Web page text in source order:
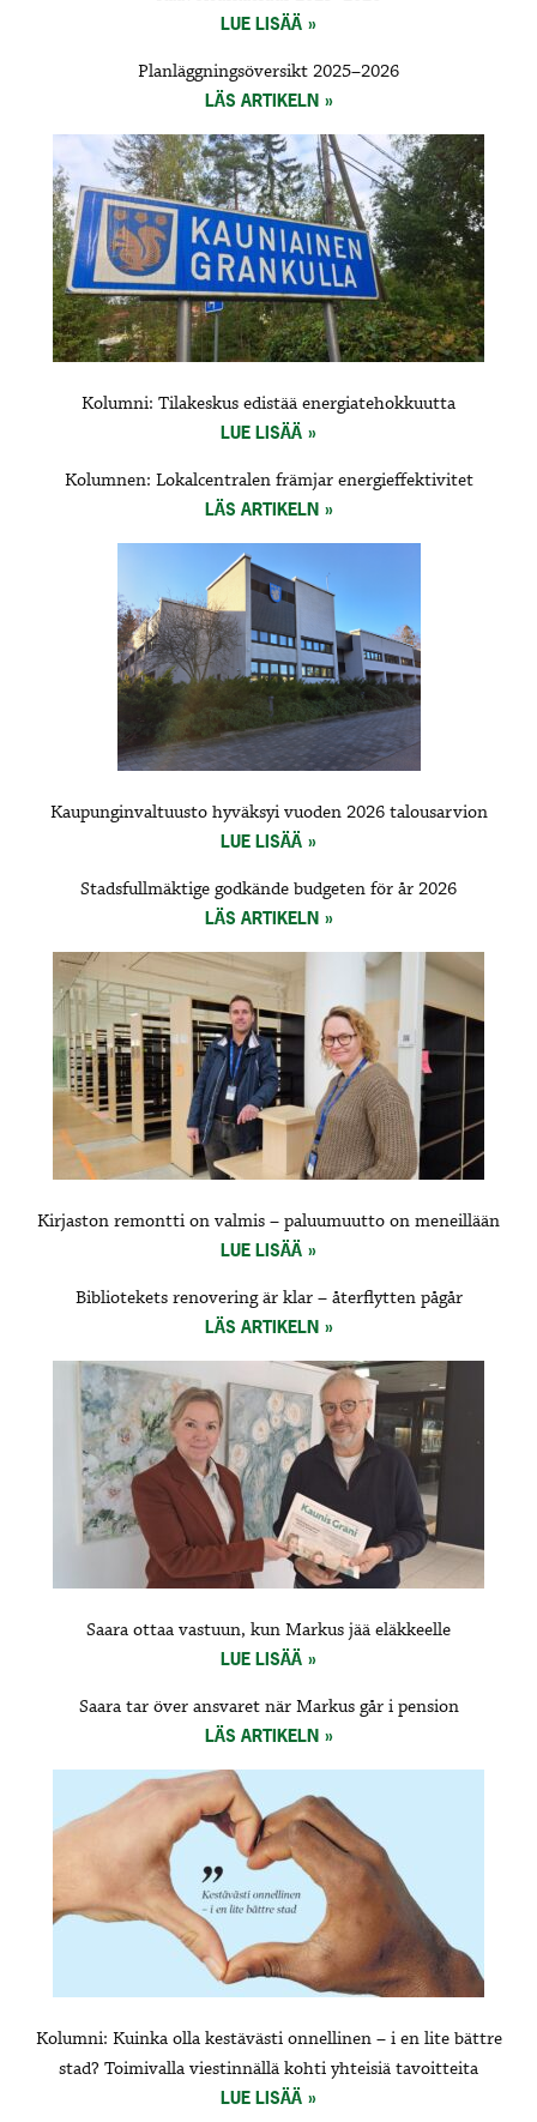
LUE LISÄÄ
Planläggningsöversikt 2025–2026
LÄS ARTIKELN
Kolumni: Tilakeskus edistää energiatehokkuutta
LUE LISÄÄ
Kolumnen: Lokalcentralen främjar energieffektivitet
LÄS ARTIKELN
Kaupunginvaltuusto hyväksyi vuoden 2026 talousarvion
LUE LISÄÄ
Stadsfullmäktige godkände budgeten för år 2026
LÄS ARTIKELN
Kirjaston remontti on valmis – paluumuutto on meneillään
LUE LISÄÄ
Bibliotekets renovering är klar – återflytten pågår
LÄS ARTIKELN
Saara ottaa vastuun, kun Markus jää eläkkeelle
LUE LISÄÄ
Saara tar över ansvaret när Markus går i pension
LÄS ARTIKELN
Kolumni: Kuinka olla kestävästi onnellinen – i en lite bättre
stad? Toimivalla viestinnällä kohti yhteisiä tavoitteita
LUE LISÄÄ